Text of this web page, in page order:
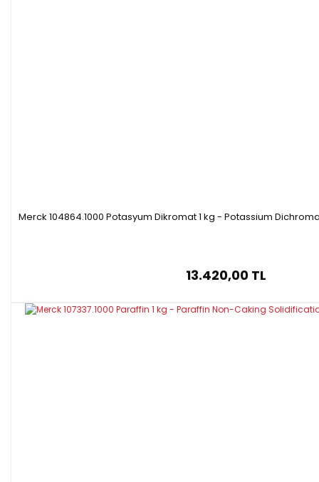
Merck 104864.1000 Potasyum Dikromat 1 kg - Potassium
13.420,00 TL